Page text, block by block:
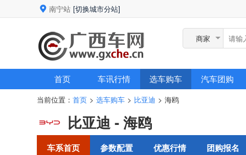
南宁站 [切换城市分站]
商家
首页 车讯行情 选车购车 汽车团购
当前位置： 首页 > 选车购车 > 比亚迪 > 海鸥
比亚迪 - 海鸥
车系首页 参数配置 优惠行情 团购报名